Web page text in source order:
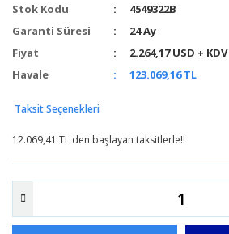
Stok Kodu
4549322B
Garanti Süresi
24 Ay
Fiyat
2.264,17 USD + KDV
Havale
123.069,16 TL
Taksit Seçenekleri
12.069,41 TL den başlayan taksitlerle!!